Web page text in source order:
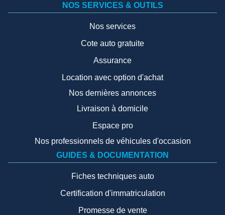
NOS SERVICES & OUTILS
Nos services
Cote auto gratuite
Assurance
Location avec option d'achat
Nos dernières annonces
Livraison à domicile
Espace pro
Nos professionnels de véhicules d'occasion
GUIDES & DOCUMENTATION
Fiches techniques auto
Certification d'immatriculation
Promesse de vente